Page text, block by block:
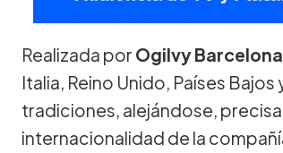
Realizada por Ogilvy
Italia, Reino Unido, Países
tradiciones, alejándose,
internacionalidad de la